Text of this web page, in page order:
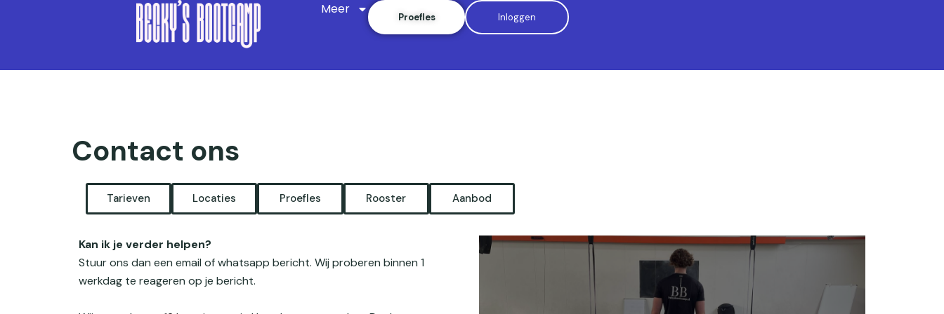
Meer
Proefles Inloggen
Contact ons
Tarieven Locaties Proefles Rooster Aanbod
Kan ik je verder helpen?
Stuur ons dan een email of whatsapp bericht. Wij proberen binnen 1
werkdag te reageren op je bericht.